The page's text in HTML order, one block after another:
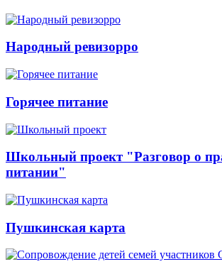
Народный ревизорро
Горячее питание
Школьный проект "Разговор о
питании"
Пушкинская карта